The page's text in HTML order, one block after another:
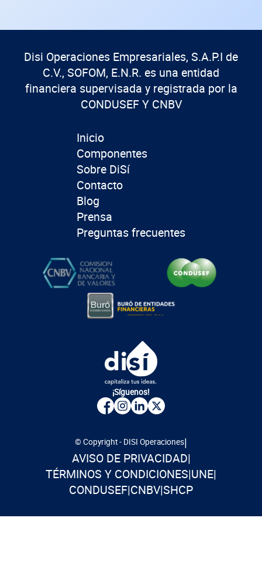
Inicio
Componentes
Sobre DiSí
Contacto
Blog
Prensa
Preguntas frecuentes
Disi Operaciones Empresariales, S.A.P.I de
C.V., SOFOM, E.N.R. es una entidad
financiera supervisada y registrada por la
CONDUSEF Y CNBV
¡Síguenos!
© Copyright - DISI Operaciones|
AVISO DE PRIVACIDAD|
TÉRMINOS Y CONDICIONES|UNE|
CONDUSEF|CNBV|SHCP